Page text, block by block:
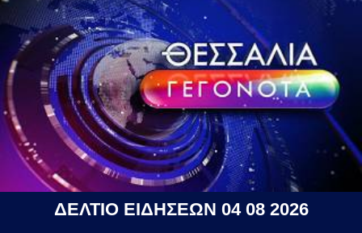
ΔΕΛΤΙΟ ΕΙΔΗΣΕΩΝ 04 08 2026